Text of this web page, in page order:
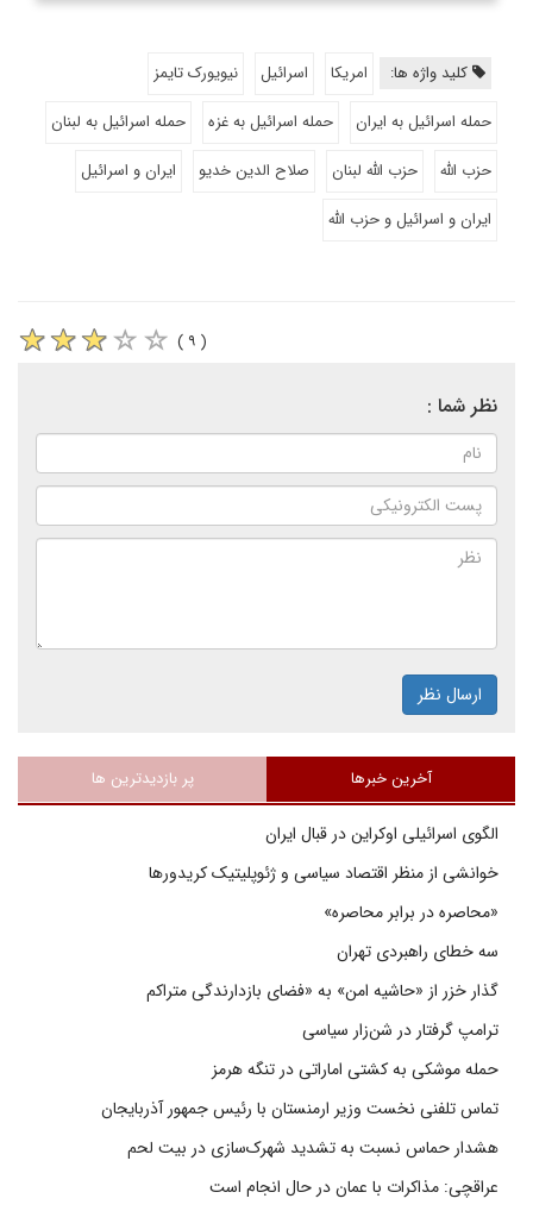
کلید واژه ها: امریکا اسرائیل
نیویورک تایمز
حمله اسرائیل به ایران
حمله اسرائیل به غزه
حمله اسرائیل به لبنان
حزب الله
حزب الله لبنان صلاح الدین خدیو
ایران و اسرائیل
ایران و اسرائیل و حزب الله
( ۹ )
نظر شما :
ارسال نظر
آخرین خبرها پر بازدیدترین ها
الگوی اسرائیلی اوکراین در قبال ایران
خوانشی از منظر اقتصاد سیاسی و ژئوپلیتیک کریدورها
«محاصره در برابر محاصره»
سه خطای راهبردی تهران
گذار خزر از «حاشیه امن» به «فضای بازدارندگی متراکم
ترامپ گرفتار در شن‌زار سیاسی
حمله موشکی به کشتی اماراتی در تنگه هرمز
تماس تلفنی نخست وزیر ارمنستان با رئیس جمهور آذربایجان
هشدار حماس نسبت به تشدید شهرک‌سازی در بیت‌ لحم
عراقچی: مذاکرات با عمان در حال انجام است